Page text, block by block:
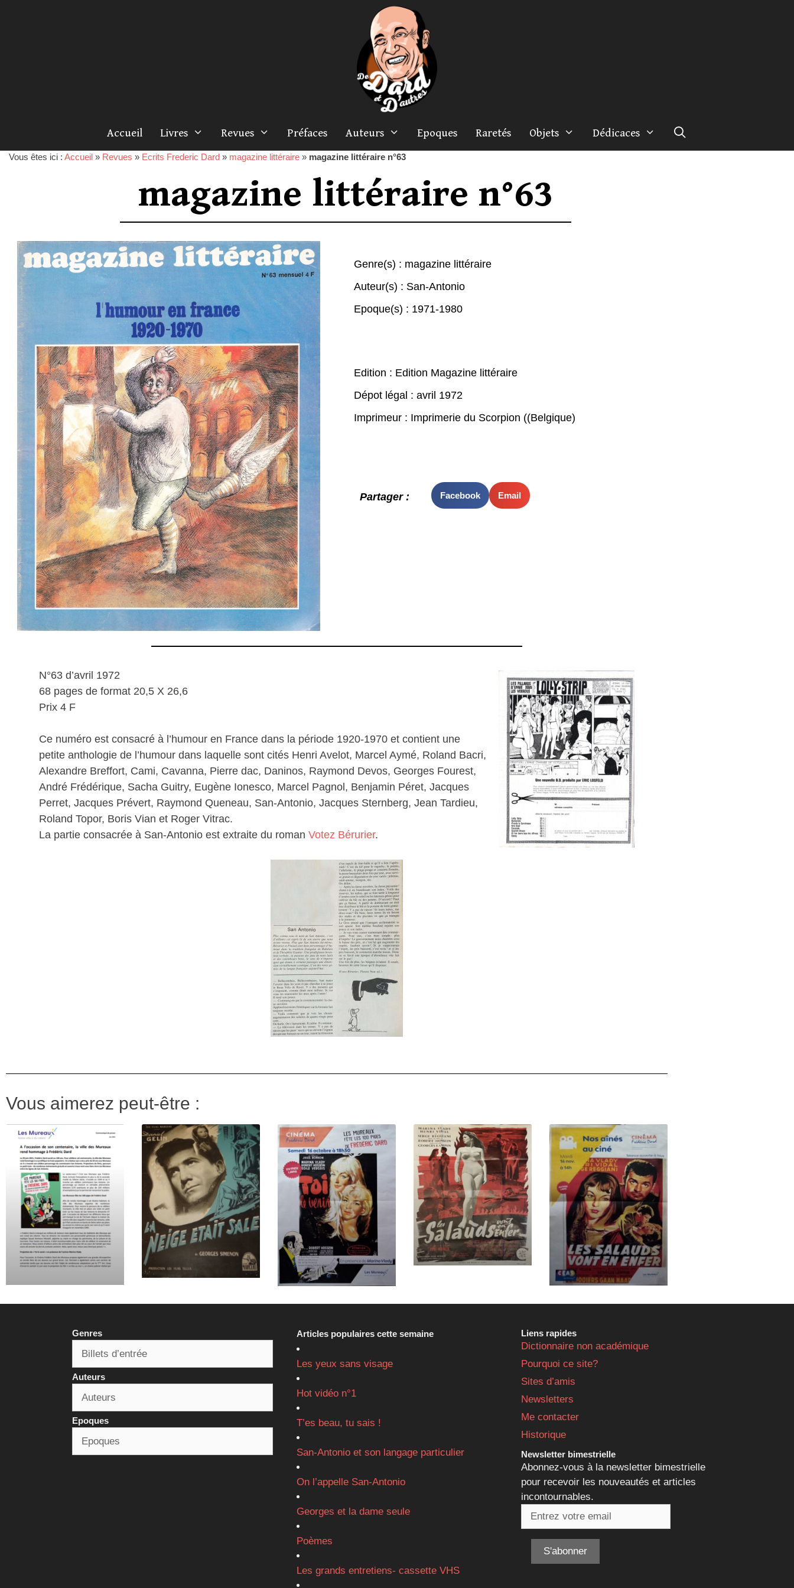
Accueil Livres Revues Préfaces Auteurs Epoques Raretés Objets Dédicaces
Vous êtes ici : Accueil » Revues » Ecrits Frederic Dard » magazine littéraire » magazine littéraire n°63
magazine littéraire n°63
Genre(s) : magazine littéraire
Auteur(s) : San-Antonio
Epoque(s) : 1971-1980
Edition : Edition Magazine littéraire
Dépot légal : avril 1972
Imprimeur : Imprimerie du Scorpion ((Belgique)
Partager : Facebook Email
N°63 d’avril 1972
68 pages de format 20,5 X 26,6
Prix 4 F
Ce numéro est consacré à l’humour en France dans la période 1920-1970 et contient une
petite anthologie de l’humour dans laquelle sont cités Henri Avelot, Marcel Aymé, Roland Bacri,
Alexandre Breffort, Cami, Cavanna, Pierre dac, Daninos, Raymond Devos, Georges Fourest,
André Frédérique, Sacha Guitry, Eugène Ionesco, Marcel Pagnol, Benjamin Péret, Jacques
Perret, Jacques Prévert, Raymond Queneau, San-Antonio, Jacques Sternberg, Jean Tardieu,
Roland Topor, Boris Vian et Roger Vitrac.
La partie consacrée à San-Antonio est extraite du roman Votez Bérurier.
Vous aimerez peut-être :
Genres
Auteurs
Epoques
Articles populaires cette semaine
Les yeux sans visage
Hot vidéo n°1
T’es beau, tu sais !
San-Antonio et son langage particulier
On l’appelle San-Antonio
Georges et la dame seule
Poèmes
Les grands entretiens- cassette VHS
Liens rapides
Dictionnaire non académique
Pourquoi ce site?
Sites d’amis
Newsletters
Me contacter
Historique
Newsletter bimestrielle
Abonnez-vous à la newsletter bimestrielle
pour recevoir les nouveautés et articles
incontournables.